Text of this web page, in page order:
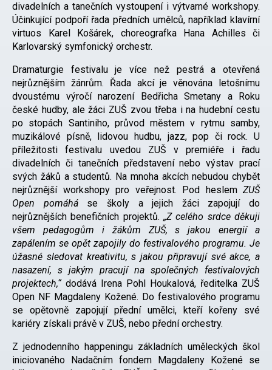
divadelních a tanečních vystoupení i výtvarné workshopy.
Účinkující podpoří řada předních umělců, například klavírní
virtuos Karel Košárek, choreografka Hana Achilles či
Karlovarský symfonický orchestr.
Dramaturgie festivalu je více než pestrá a otevřená
nejrůznějším žánrům. Řada akcí je věnována letošnímu
dvoustému výročí narození Bedřicha Smetany a Roku
české hudby, ale žáci ZUŠ zvou třeba i na hudební cestu
po stopách Santiniho, průvod městem v rytmu samby,
muzikálové písně, lidovou hudbu, jazz, pop či rock. U
příležitosti festivalu uvedou ZUŠ v premiéře i řadu
divadelních či tanečních představení nebo výstav prací
svých žáků a studentů. Na mnoha akcích nebudou chybět
nejrůznější workshopy pro veřejnost. Pod heslem ZUŠ
Open pomáháse školy a jejich žáci zapojují do
nejrůznějších benefičních projektů. „Z celého srdce děkuji
všem pedagogům i žákům ZUŠ, s jakou energií a
zapálením se opět zapojily do festivalového programu. Je
úžasné sledovat kreativitu, s jakou připravují své akce, a
nasazení, s jakým pracují na společných festivalových
projektech,“dodává Irena Pohl Houkalová, ředitelka ZUŠ
Open NF Magdaleny Kožené. Do festivalového programu
se opětovně zapojují přední umělci, kteří kořeny své
kariéry získali právě v ZUŠ, nebo přední orchestry.
Z jednodenního happeningu základních uměleckých škol
iniciovaného Nadačním fondem Magdaleny Kožené se